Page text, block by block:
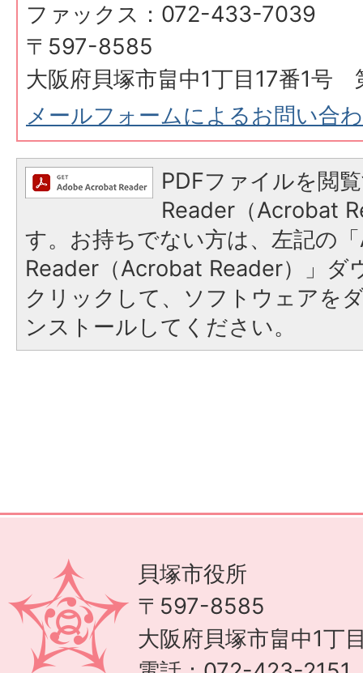
ファックス：072-433-7039
〒597-8585
大阪府貝塚市畠中1丁目17番1号
メールフォームによるお問い合
PDFファイルを閲
Reader（Acrobat
す。お持ちでない方は、左記の
Reader（Acrobat Reader）」ダ
クリックして、ソフトウェアを
ンストールしてください。
貝塚市役所
〒597-8585
大阪府貝塚市畠中1丁